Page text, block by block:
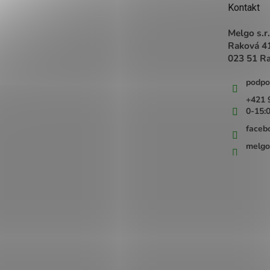
Kontakt
Melgo
Raková
023 51
+421
0-